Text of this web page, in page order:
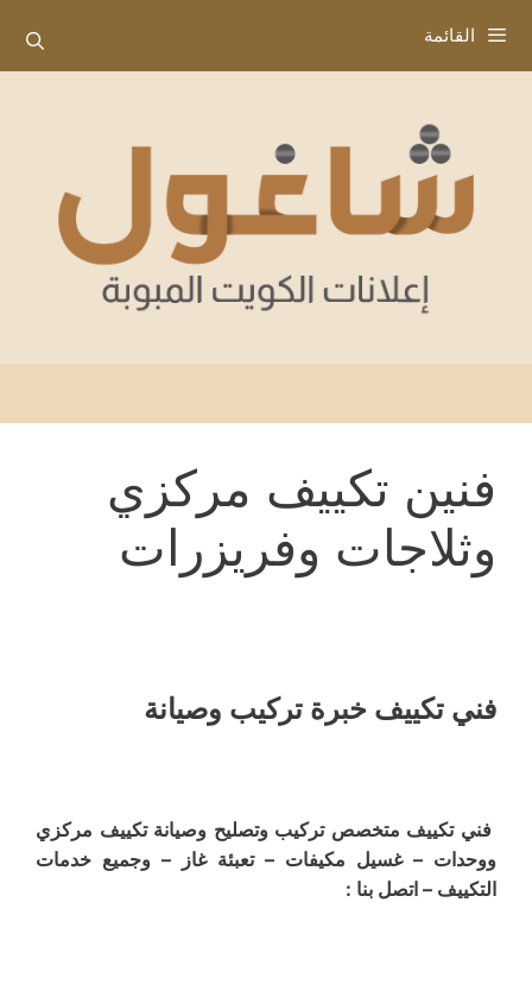
إلى
المحتوى
القائمة
فنين تكييف مركزي
وثلاجات وفريزرات
فني تكييف خبرة تركيب وصيانة
فني تكييف متخصص تركيب وتصليح وصيانة تكييف مركزي
ووحدات – غسيل مكيفات – تعبئة غاز – وجميع خدمات
التكييف – اتصل بنا :